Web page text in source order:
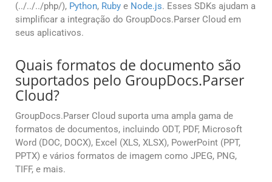
(../../../php/), Python, Ruby e Node.js. Esses SDKs ajudam a
simplificar a integração do GroupDocs.Parser Cloud em
seus aplicativos.
Quais formatos de documento são
suportados pelo GroupDocs.Parser
Cloud?
GroupDocs.Parser Cloud suporta uma ampla gama de
formatos de documentos, incluindo ODT, PDF, Microsoft
Word (DOC, DOCX), Excel (XLS, XLSX), PowerPoint (PPT,
PPTX) e vários formatos de imagem como JPEG, PNG,
TIFF, e mais.